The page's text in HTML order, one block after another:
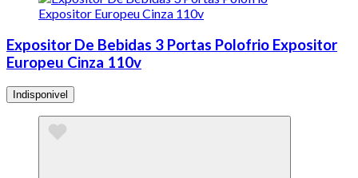
Expositor De Bebidas 3 Portas Polofrio Expositor
Europeu Cinza 110v
Indisponivel